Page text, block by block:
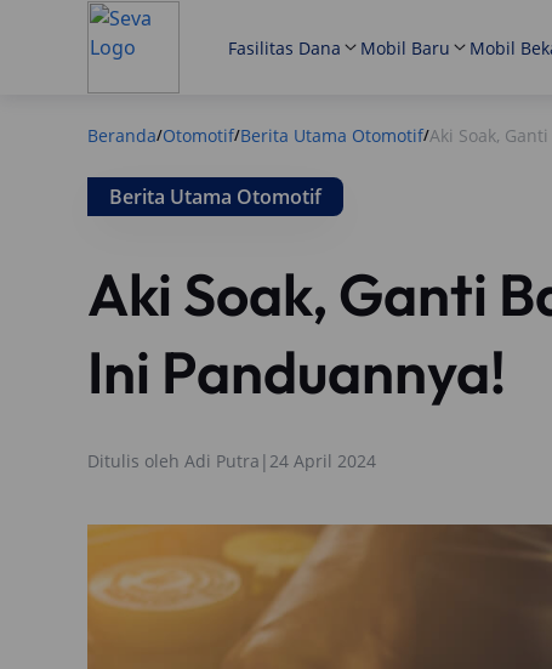
Fasilitas Dana Mobil Baru Mobil
Beranda/Otomotif/Berita Utama Otomotif/Aki Soak,
Berita Utama Otomotif
Aki Soak, Ganti
Ini Panduannya!
Ditulis oleh Adi Putra | 24 April 2024